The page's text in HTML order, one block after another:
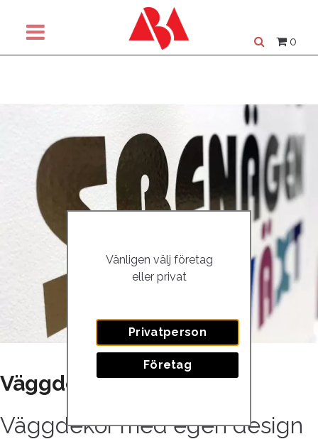
0
Väggdekor
Väggdekor med egen design
Vänligen välj företag
eller privat
Privatperson
Företag